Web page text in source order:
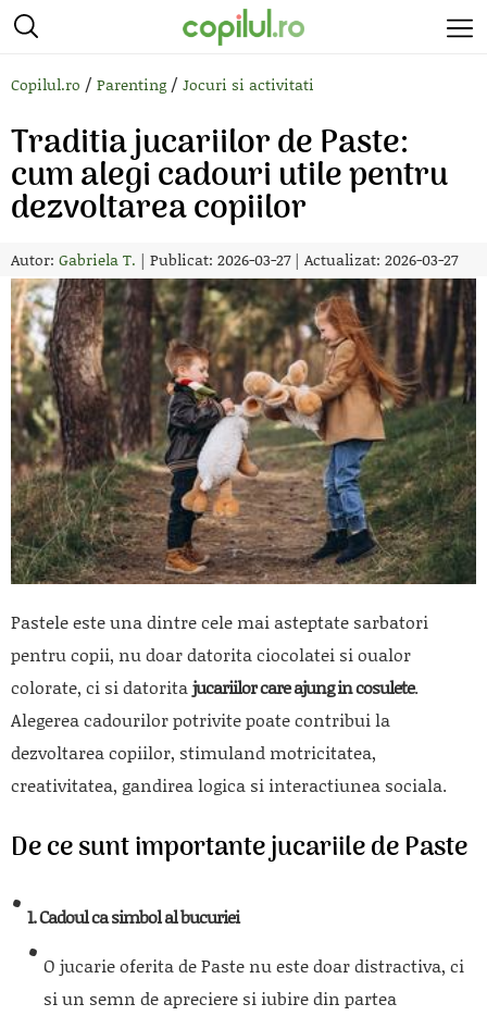
Copilul.ro / Parenting / Jocuri si activitati
Traditia jucariilor de Paste:
cum alegi cadouri utile pentru
dezvoltarea copiilor
Autor: Gabriela T. | Publicat: 2026-03-27| Actualizat: 2026-03-27
Pastele este una dintre cele mai asteptate sarbatori
pentru copii, nu doar datorita ciocolatei si oualor
colorate, ci si datoritajucariilor care ajung in cosulete.
Alegerea cadourilor potrivite poate contribui la
dezvoltarea copiilor, stimuland motricitatea,
creativitatea, gandirea logica si interactiunea sociala.
De ce sunt importante jucariile de Paste
1. Cadoul ca simbol al bucuriei
O jucarie oferita de Paste nu este doar distractiva, ci
si un semn de apreciere si iubire din partea